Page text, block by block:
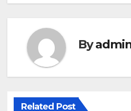
By
Related Post